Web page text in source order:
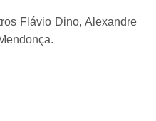
Flávio Dino, Alexandre